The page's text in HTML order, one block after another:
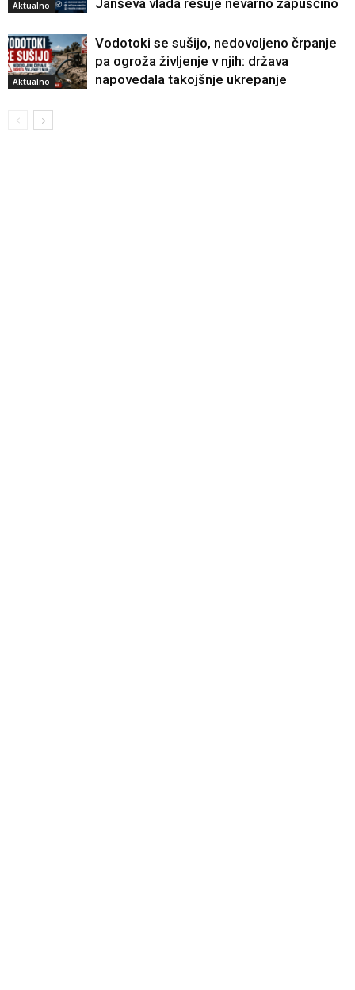
Aktualno Janševa vlada rešuje nevarno zapuščino
Aktualno
Vodotoki se sušijo, nedovoljeno črpanje
pa ogroža življenje v njih: država
napovedala takojšnje ukrepanje